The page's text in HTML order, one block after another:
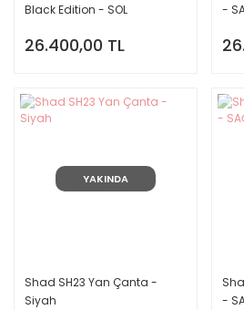
Black Edition - SOL
26.400,00 TL
-
YAKINDA
Shad SH23 Yan Çanta -
Siyah
-